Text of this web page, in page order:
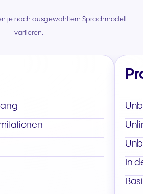
je nach ausgewähltem Sprachmodell
variieren.
In